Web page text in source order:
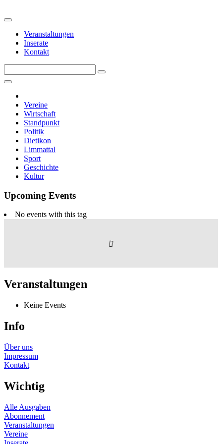
Veranstaltungen
Inserate
Kontakt
Vereine
Wirtschaft
Standpunkt
Politik
Dietikon
Limmattal
Sport
Geschichte
Kultur
Upcoming Events
No events with this tag
Veranstaltungen
Keine Events
Info
Über uns
Impressum
Kontakt
Wichtig
Alle Ausgaben
Abonnement
Veranstaltungen
Vereine